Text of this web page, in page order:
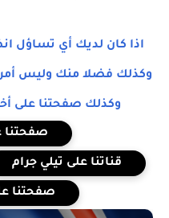
اذا كان لديك أي تساؤل
وكذلك فضلا منك وليس أمرا
وكذلك صفحتنا على
صفحتنا
قناتنا على تيلي جرام
صفحتنا